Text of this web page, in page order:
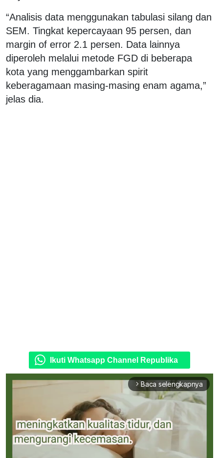
“Analisis data menggunakan tabulasi silang dan
SEM. Tingkat kepercayaan 95 persen, dan
margin of error 2.1 persen. Data lainnya
diperoleh melalui metode FGD di beberapa
kota yang menggambarkan spirit
keberagamaan masing-masing enam agama,”
jelas dia.
Ikuti Whatsapp Channel Republika
arrow_forward_ios Baca selengkapnya